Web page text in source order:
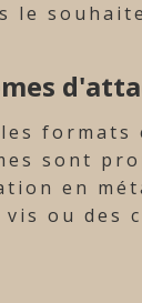
le
sont
en
vis ou des